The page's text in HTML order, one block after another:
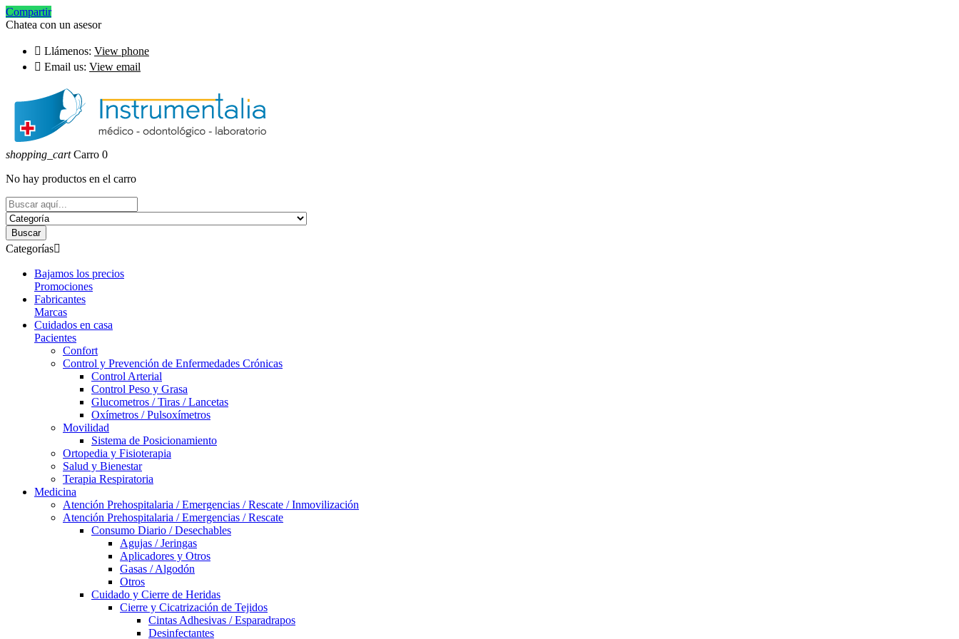
Compartir
Chatea con un asesor
 Llámenos: View phone
 Email us: View email
shopping_cart Carro 0
No hay productos en el carro
Buscar
Categorías
Bajamos los precios
Promociones
Fabricantes
Marcas
Cuidados en casa
Pacientes
Confort
Control y Prevención de Enfermedades Crónicas
Control Arterial
Control Peso y Grasa
Glucometros / Tiras / Lancetas
Oxímetros / Pulsoxímetros
Movilidad
Sistema de Posicionamiento
Ortopedia y Fisioterapia
Salud y Bienestar
Terapia Respiratoria
Medicina
Atención Prehospitalaria / Emergencias / Rescate / Inmovilización
Atención Prehospitalaria / Emergencias / Rescate
Consumo Diario / Desechables
Agujas / Jeringas
Aplicadores y Otros
Gasas / Algodón
Otros
Cuidado y Cierre de Heridas
Cierre y Cicatrización de Tejidos
Cintas Adhesivas / Esparadrapos
Desinfectantes